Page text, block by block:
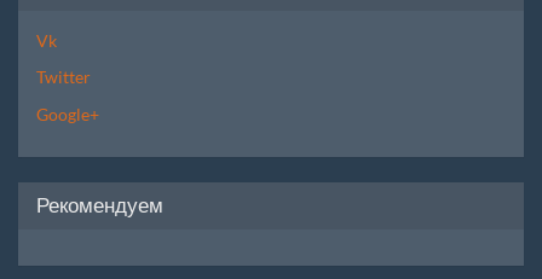
Vk
Twitter
Google+
Рекомендуем